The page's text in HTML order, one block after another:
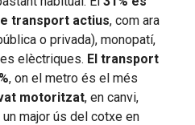
transport actius, com ara
o privada), monopatí,
elèctriques. El transport
, on el metro és el més
motoritzat, en canvi,
un major ús del cotxe en